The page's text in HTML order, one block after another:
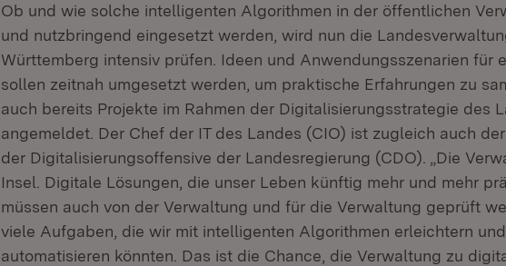
Ob und wie solche intelligenten Algorithmen in der öffentlichen
und nutzbringend eingesetzt werden, wird nun die
Württemberg intensiv prüfen. Ideen und Anwendungsszenarien für
sollen zeitnah umgesetzt werden, um praktische Erfahrungen zu
auch bereits Projekte im Rahmen der Digitalisierungsstrategie des
angemeldet. Der Chef der IT des Landes (CIO) ist zugleich auch
der Digitalisierungsoffensive der Landesregierung (CDO). „Die
Insel. Digitale Lösungen, die unser Leben künftig mehr und mehr
müssen auch von der Verwaltung und für die Verwaltung geprüft
viele Aufgaben, die wir mit intelligenten Algorithmen erleichtern
automatisieren könnten. Das ist die Chance, die Verwaltung zu